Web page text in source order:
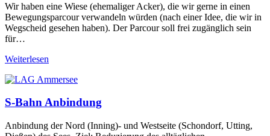
Wir haben eine Wiese (ehemaliger Acker), die wir gerne in einen
Bewegungsparcour verwandeln würden (nach einer Idee, die wir in
Wegscheid gesehen haben). Der Parcour soll frei zugänglich sein
für…
Weiterlesen
S-Bahn Anbindung
Anbindung der Nord (Inning)- und Westseite (Schondorf, Utting,